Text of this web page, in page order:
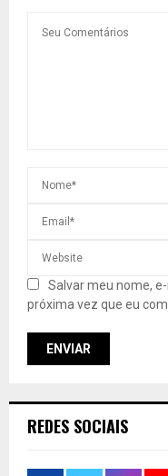
Salvar meu nome,
próxima vez que eu
REDES SOCIAIS